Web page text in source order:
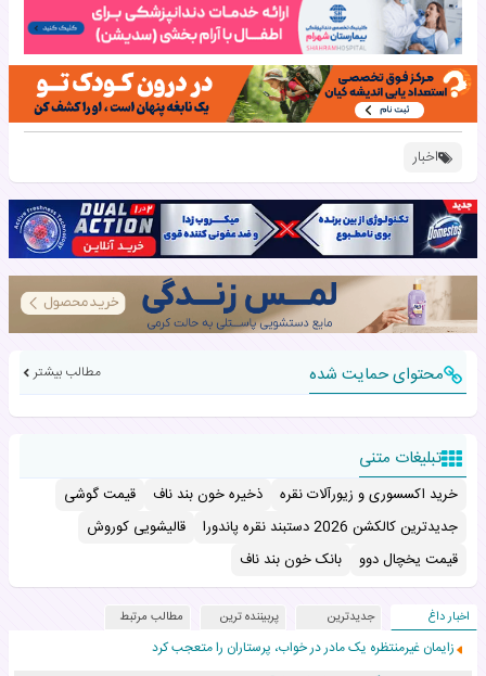
اخبار
محتوای حمایت شده مطالب بیشتر
تبلیغات متنی
خرید اکسسوری و زیورآلات نقره ذخیره خون بند ناف
قیمت گوشی
جدیدترین کالکشن 2026 دستبند نقره پاندورا
قالیشویی کوروش
قیمت یخچال دوو
بانک خون بند ناف
اخبار داغ جدیدترین پربیننده ترین مطالب مرتبط
زایمان غیرمنتظره یک مادر در خواب، پرستاران را متعجب کرد